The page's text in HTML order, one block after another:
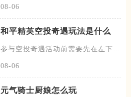
08-06
和平精英空投奇遇玩法是什么
参与空投奇遇活动前需要先在左下角
08-06
元气骑士厨娘怎么玩